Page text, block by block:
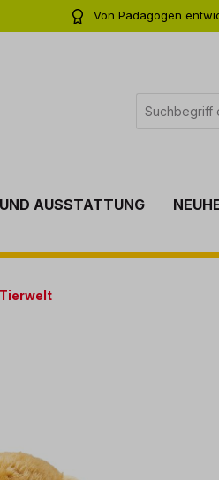
Von Pädagogen
AUSSTATTUNG
Tierwelt